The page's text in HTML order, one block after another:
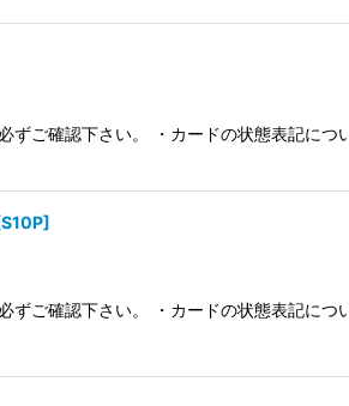
ずご確認下さい。 ・カードの状態表記に
ずご確認下さい。 ・カードの状態表記に